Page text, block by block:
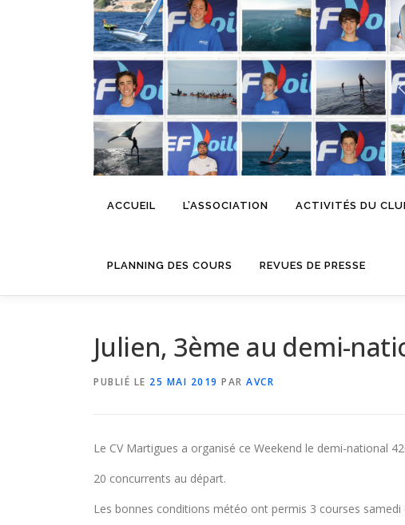
ACCUEIL L’ASSOCIATION ACTIVITÉS DU
PLANNING DES COURS REVUES DE PRESSE
Julien, 3ème au demi-
PUBLIÉ LE 25 MAI 2019 PAR AVCR
Le CV Martigues a organisé ce Weekend le demi-national
20 concurrents au départ.
Les bonnes conditions météo ont permis 3 courses samedi